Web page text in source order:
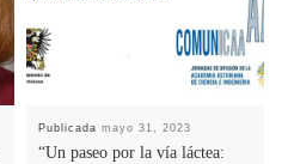
Publicadamayo 31, 2023
“Un paseo por la vía láctea: